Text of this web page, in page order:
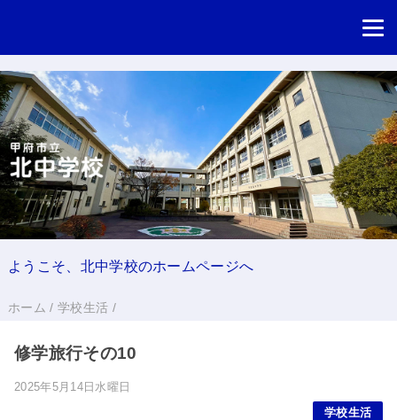
ようこそ、北中学校のホームページへ
ホーム / 学校生活 /
修学旅行その10
2025年5月14日水曜日
学校生活